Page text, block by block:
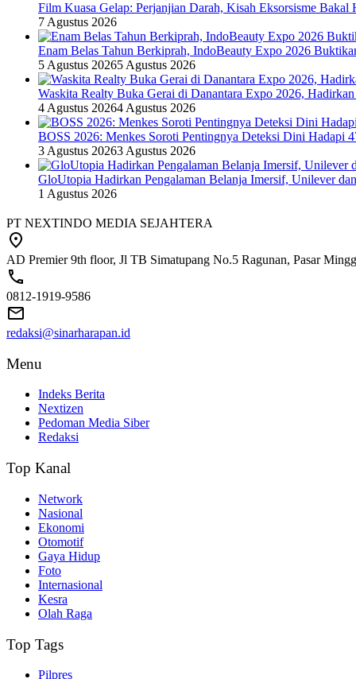
Film Kuasa Gelap: Perjanjian Darah, Kisah Eksorsisme
7 Agustus 2026
Enam Belas Tahun Berkiprah, IndoBeauty Expo 2026
5 Agustus 20265 Agustus 2026
Waskita Realty Buka Gerai di Danantara Expo 2026,
4 Agustus 20264 Agustus 2026
BOSS 2026: Menkes Soroti Pentingnya Deteksi Dini Hadapi
3 Agustus 20263 Agustus 2026
GloUtopia Hadirkan Pengalaman Belanja Imersif, Unilever
1 Agustus 2026
PT NEXTINDO MEDIA SEJAHTERA
AD Premier 9th floor, Jl TB Simatupang No.5 Ragunan, Pasar
0812-1919-9586
redaksi@sinarharapan.id
Menu
Indeks Berita
Nextizen
Pedoman Media Siber
Redaksi
Top Kanal
Network
Nasional
Ekonomi
Otomotif
Gaya Hidup
Foto
Internasional
Kesra
Olah Raga
Top Tags
Pilpres